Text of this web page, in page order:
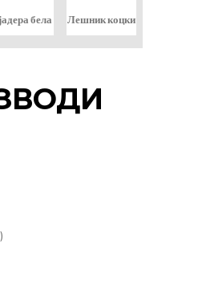
бела Лешник коцки